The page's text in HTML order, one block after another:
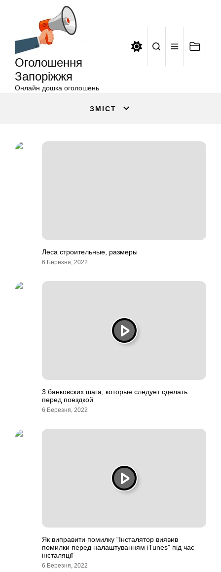
Оголошення
Запоріжжя
Онлайн дошка оголошень
ЗМІСТ
Леса строительные, размеры
6 Березня, 2022
3 банковских шага, которые следует сделать
перед поездкой
6 Березня, 2022
Як виправити помилку “Інсталятор виявив
помилки перед налаштуванням iTunes” під час
інсталяції
6 Березня, 2022